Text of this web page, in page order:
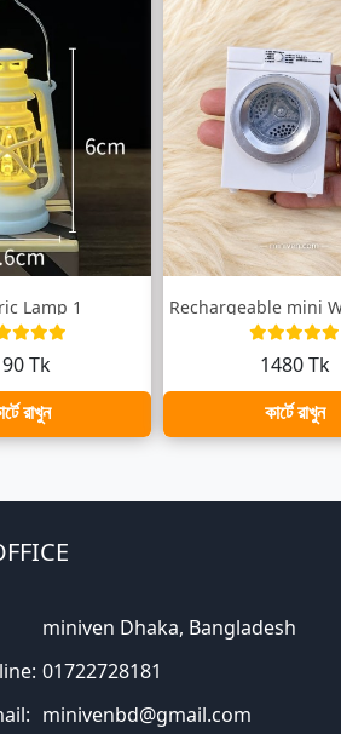
Lamp 1
Tk
রাখুন
1480 Tk
কার্টে রাখুন
miniven Dhaka, Bangladesh
01722728181
minivenbd@gmail.com